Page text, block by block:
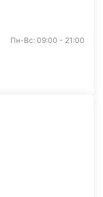
Пн-Вс: 09:00 - 21:00